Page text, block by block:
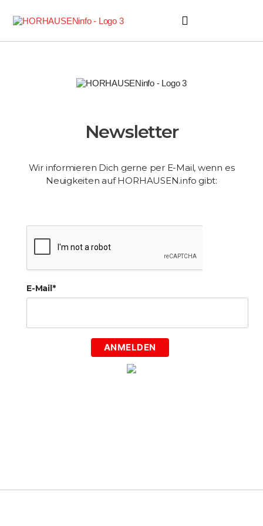
Newsletter
Wir informieren Dich gerne per E-Mail, wenn es
Neuigkeiten auf HORHAUSEN.info gibt:
E-Mail*
ANMELDEN